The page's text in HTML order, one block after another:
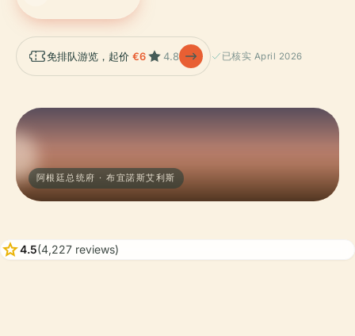
免排队游览，起价 €6 4.8 已核实 April 2026
阿根廷总统府 · 布宜諾斯艾利斯
star4.5(4,227 reviews)